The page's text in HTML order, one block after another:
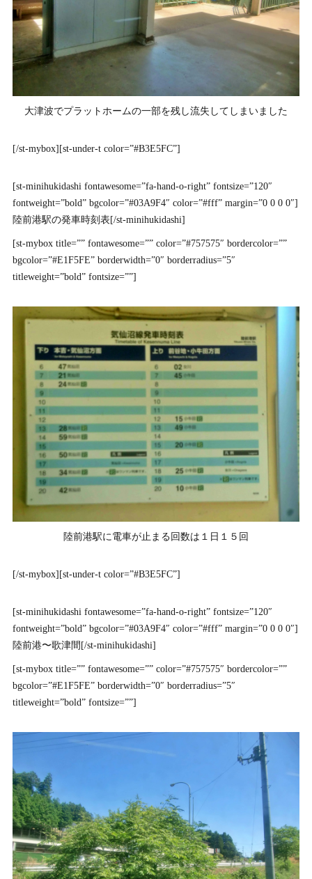
大津波でプラットホームの一部を残し流失してしまいました
[/st-mybox][st-under-t color=”#B3E5FC”]
[st-minihukidashi fontawesome=”fa-hand-o-right” fontsize=”120″
fontweight=”bold” bgcolor=”#03A9F4″ color=”#fff” margin=”0 0 0 0″]
陸前港駅の発車時刻表[/st-minihukidashi]
[st-mybox title=”” fontawesome=”” color=”#757575″ bordercolor=””
bgcolor=”#E1F5FE” borderwidth=”0″ borderradius=”5″
titleweight=”bold” fontsize=””]
陸前港駅に電車が止まる回数は１日１５回
[/st-mybox][st-under-t color=”#B3E5FC”]
[st-minihukidashi fontawesome=”fa-hand-o-right” fontsize=”120″
fontweight=”bold” bgcolor=”#03A9F4″ color=”#fff” margin=”0 0 0 0″]
陸前港〜歌津間[/st-minihukidashi]
[st-mybox title=”” fontawesome=”” color=”#757575″ bordercolor=””
bgcolor=”#E1F5FE” borderwidth=”0″ borderradius=”5″
titleweight=”bold” fontsize=””]